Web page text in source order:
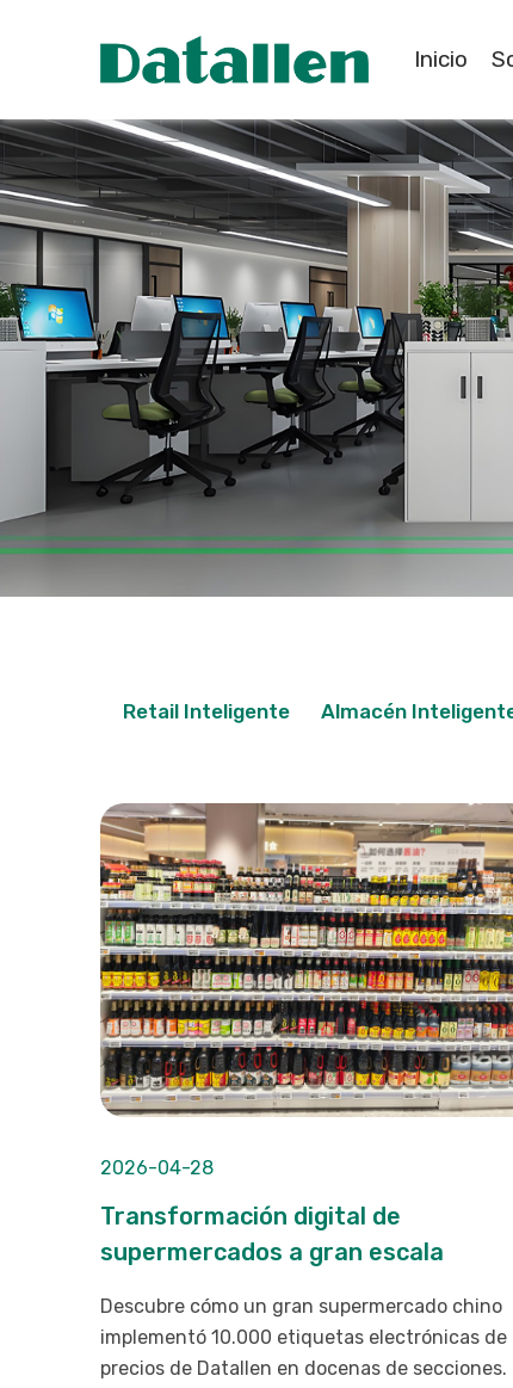
Inicio
Retail Inteligente Almacén
2026-04-28
Transformación digital de
supermercados a gran escala
Descubre cómo un gran supermercado chino
implementó 10.000 etiquetas electrónicas de
precios de Datallen en docenas de secciones.